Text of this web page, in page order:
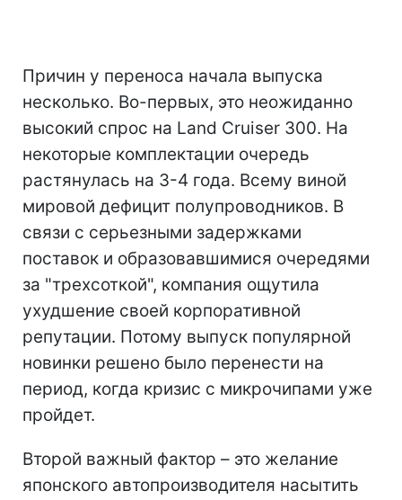
Причин у переноса начала выпуска
несколько. Во-первых, это неожиданно
высокий спрос на Land Cruiser 300. На
некоторые комплектации очередь
растянулась на 3-4 года. Всему виной
мировой дефицит полупроводников. В
связи с серьезными задержками
поставок и образовавшимися очередями
за "трехсоткой", компания ощутила
ухудшение своей корпоративной
репутации. Потому выпуск популярной
новинки решено было перенести на
период, когда кризис с микрочипами уже
пройдет.
Второй важный фактор – это желание
японского автопроизводителя насытить